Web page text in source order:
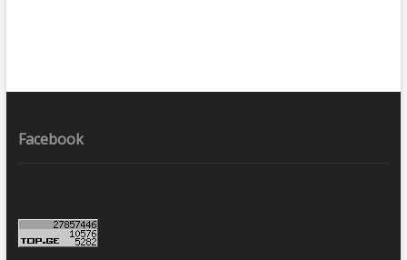
Facebook